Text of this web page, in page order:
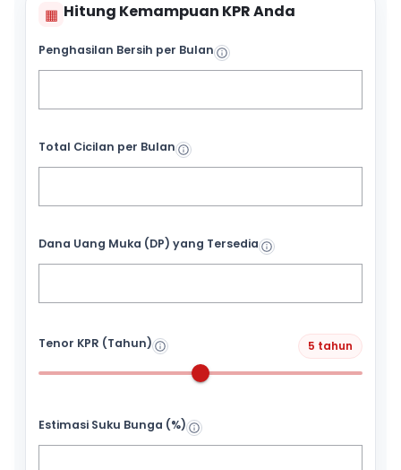
▦ Hitung Kemampuan KPR Anda
Penghasilan Bersih per Bulan
Total Cicilan per Bulan
Dana Uang Muka (DP) yang Tersedia
Tenor KPR (Tahun) 5 tahun
Estimasi Suku Bunga (%)